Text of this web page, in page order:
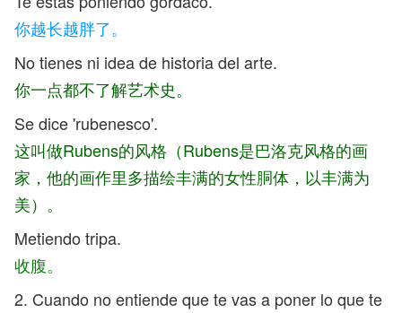
你越长越胖了。
No tienes ni idea de historia del arte.
你一点都不了解艺术史。
Se dice 'rubenesco'.
这叫做Rubens的风格 （Rubens是巴洛克风格的画
家，他的画作里多描绘丰满的女性胴体，以丰满为
美）。
Metiendo tripa.
收腹。
2. Cuando no entiende que te vas a poner lo que te